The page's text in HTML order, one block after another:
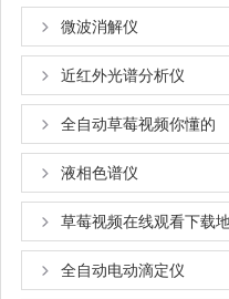
微波消解仪
近红外光谱分析仪
全自动草莓视频你懂的
液相色谱仪
草莓视频在线观看下载
全自动电动滴定仪